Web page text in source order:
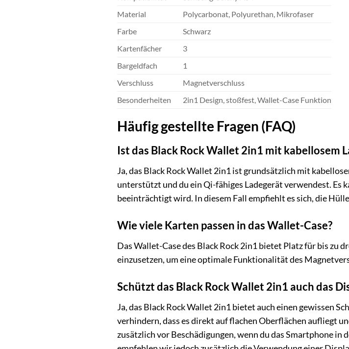
Material
Polycarbonat, Polyurethan, Mikrofaser
Farbe
Schwarz
Kartenfächer
3
Bargeldfach
1
Verschluss
Magnetverschluss
Besonderheiten
2in1 Design, stoßfest, Wallet-Case Funktion
Häufig gestellte Fragen (FAQ)
Ist das Black Rock Wallet 2in1 mit kabellosem
Ja, das Black Rock Wallet 2in1 ist grundsätzlich mit
unterstützt und du ein Qi-fähiges Ladegerät verwendest. Es
beeinträchtigt wird. In diesem Fall empfiehlt es sich, die
Wie viele Karten passen in das Wallet-Case?
Das Wallet-Case des Black Rock 2in1 bietet Platz für bis zu
einzusetzen, um eine optimale Funktionalität des
Schützt das Black Rock Wallet 2in1 auch das
Ja, das Black Rock Wallet 2in1 bietet auch einen gewissen
verhindern, dass es direkt auf flachen Oberflächen aufliegt
zusätzlich vor Beschädigungen, wenn du das Smartphone